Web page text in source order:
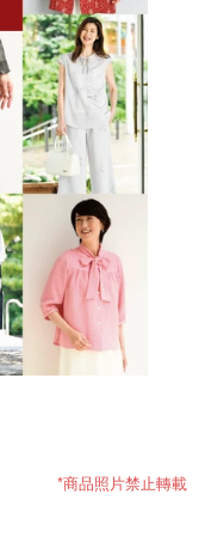
*商品照片禁止轉載